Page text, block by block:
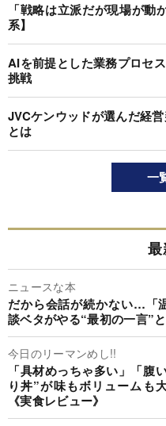
「戦略は立派だが現場が
系】
AIを前提とした業務プロセ
挑戦
JVCケンウッドが選んだ経
とは
一
ニュースな本
だから会話が続かない…「
談ベタがやる“最初の一言”
今日のリーマンめし!!
「具材めっちゃ多い」「腹
り丼”が味もボリュームも
《実食レビュー》